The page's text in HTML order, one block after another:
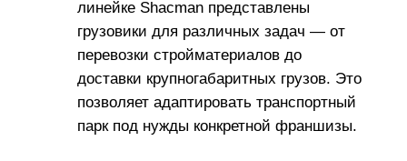
линейке Shacman представлены
грузовики для различных задач — от
перевозки стройматериалов до
доставки крупногабаритных грузов. Это
позволяет адаптировать транспортный
парк под нужды конкретной франшизы.